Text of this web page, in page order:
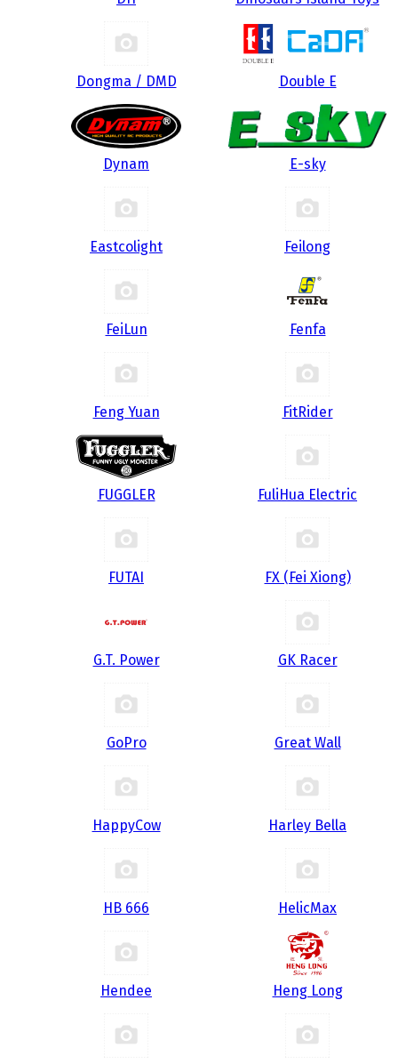
Dongma / DMD Double E
Dynam E-sky
Eastcolight Feilong
FeiLun Fenfa
Feng Yuan FitRider
FUGGLER FuliHua Electric
FUTAI FX (Fei Xiong)
G.T. Power GK Racer
GoPro Great Wall
HappyCow Harley Bella
HB 666 HelicMax
Hendee Heng Long